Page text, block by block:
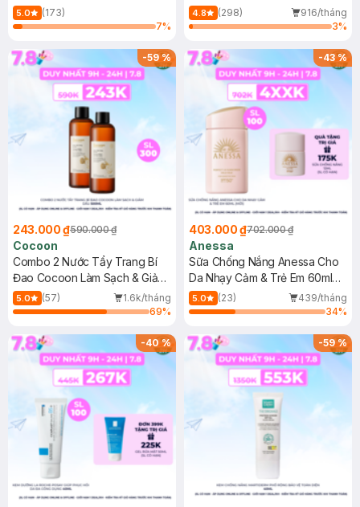
150ml
5.0
(173)
7%
4.8 (298)
916/tháng
3%
-59%
243.000 ₫590.000 ₫
Cocoon
Combo 2 Nước Tẩy Trang Bí
Đao Cocoon Làm Sạch & Giảm
Dầu 500ml
5.0 (57)
1.6k/tháng
69%
-43%
403.000 ₫702.000 ₫
Anessa
Sữa Chống Nắng Anessa Cho
Da Nhạy Cảm & Trẻ Em 60ml
(Mới)
5.0 (23)
439/tháng
34%
-40% -59%